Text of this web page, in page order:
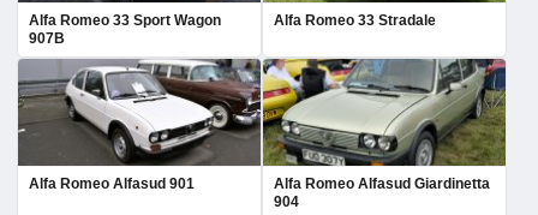
Alfa Romeo 33 Sport Wagon
907B
Alfa Romeo 33 Stradale
Alfa Romeo Alfasud 901
Alfa Romeo Alfasud Giardinetta
904